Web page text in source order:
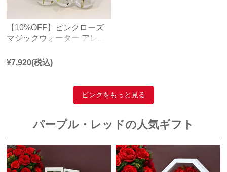
【10%OFF】ピンクローズ
マジックウォーター アレ...
¥7,920(税込)
ピンクをもっと見る
パープル・レッドの人気ギフト